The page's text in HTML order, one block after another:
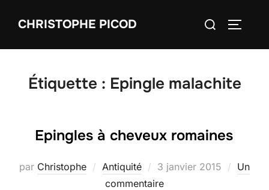
CHRISTOPHE PICOD Rechercher :
Étiquette : Epingle malachite
Epingles à cheveux romaines
par Christophe Antiquité
Publié
le
3 janvier 2015
Un
commentaire